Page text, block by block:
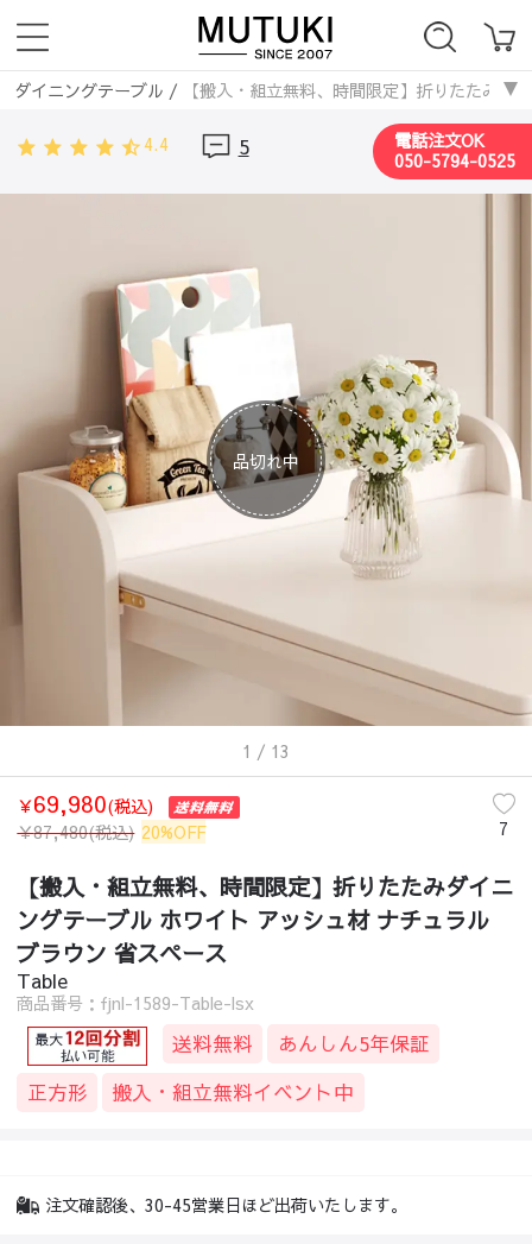
ダイニングテーブル / 【搬入・組立無料、時間限定】折りたたみ
4.4 5
電話注文OK
050-5794-0525
品切れ中
1 / 13
￥69,980(税込)
￥87,480(税込) 20%OFF 7
【搬入・組立無料、時間限定】折りたたみダイニ
ングテーブル ホワイト アッシュ材 ナチュラル
ブラウン 省スペース
Table
商品番号：fjnl-1589-Table-lsx
送料無料
あんしん5年保証
正方形
搬入・組立無料イベント中
注文確認後、30-45営業日ほど出荷いたします。